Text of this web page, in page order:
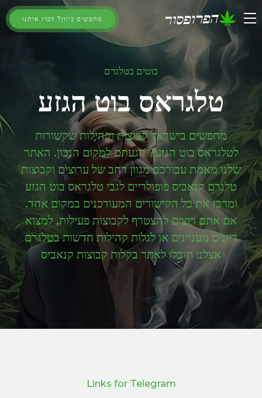
מחפשים כיוון? דברו איתנו
בוטים בטלגרם
טלגראס בוט הגזע
מחפשים בישראל קבוצות וקהילות שקשורות
לטלגראס בוט הגזע? הגעתם למקום הנכון. האתר
שלנו מאמת עבורכם מגוון רחב של ערוצים וקבוצות
טלגרם קנאביס פופולריים לגבי טלגראס בוט הגזע
ומרכז את כל הקישורים המעודכנים במקום אחד.
אם אתם רוצים להצטרף לקבוצות פעילות, למצוא
דיונים מעניינים או לגלות קהילות חדשות בטלגרם
אצלנו תוכלו לאתר בקלות קבוצות קנאביס
Links for Telegram